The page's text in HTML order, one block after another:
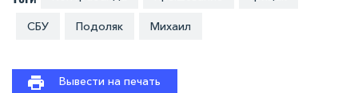
СБУ Подоляк Михаил
Вывести на печать